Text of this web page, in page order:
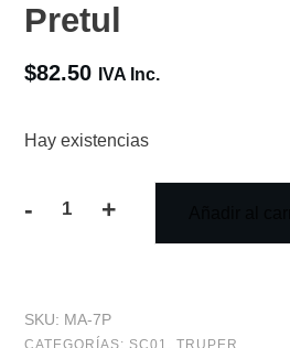
Pretul
$82.50 IVA Inc.
Hay existencias
-
de
+
SKU: MA-7P
CATEGORÍAS: SC01 , TRUPER